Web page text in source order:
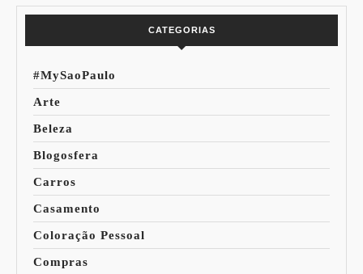
CATEGORIAS
#MySaoPaulo
Arte
Beleza
Blogosfera
Carros
Casamento
Coloração Pessoal
Compras